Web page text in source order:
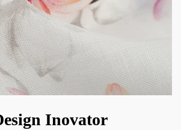
Inovator